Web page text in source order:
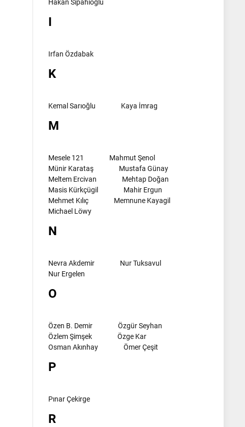
Hakan Sipahioğlu
I
Irfan Özdabak
K
Kemal Sarıoğlu Kaya İmrag
M
Mesele 121
Mahmut Şenol
Münir Karataş
Mustafa Günay
Meltem Ercivan
Mehtap Doğan
Masis Kürkçügil
Mahir Ergun
Mehmet Kılıç
Memnune Kayagil
Michael Löwy
N
Nevra Akdemir
Nur Tuksavul
Nur Ergelen
O
Özen B. Demir
Özgür Seyhan
Özlem Şimşek
Özge Kar
Osman Akınhay
Ömer Çeşit
P
Pınar Çekirge
R